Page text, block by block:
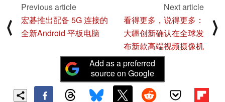
⟨
Previous article
宏碁推出配备 5G 连接的
全新Android 平板电脑
Next article
看得更多，说得更多：
大疆创新确认在全球发
布新款高端视频摄像机
⟩
Add as a preferred
source on Google